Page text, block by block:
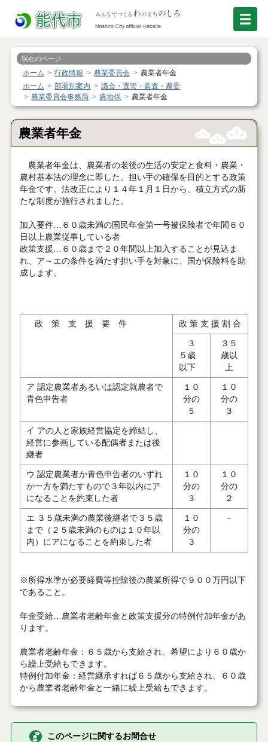
現在のページ
ホーム 行政情報 農業委員会
農業者年金
ホーム
部署別案内
議会・選管・監査・農委
農業委員会事務局
農地係 農業者年金
農業者年金
農業者年金は、農業者の老後の生活の安定と食料・農業・
農村基本法の理念に即した、担い手の確保を目的とする政策
年金です。法改正により１４年１月１日から、積立方式の新
たな制度が施行されました。
加入要件…６０歳未満の国民年金第一号被保険者で年間６０
日以上農業従事している者
政策支援…６０歳まで２０年間以上加入することが見込ま
れ、ア～エの条件を満たす担い手を対象に、国が保険料を助
成します。
政 策 支 援 要 件 政 策 支 援 割 合
３
５歳
以下
３５
歳以
上
ア 認定農業者あるいは認定就農者で
青色申告者
１０
分の
５
１０
分の
３
イ アの人と家族経営協定を締結し、
経営に参画している配偶者または後
継者
ウ 認定農業者か青色申告者のいずれ
か一方を満たすもので３年以内にア
になることを約束した者
１０
分の
３
１０
分の
２
エ ３５歳未満の農業後継者で３５歳
まで（２５歳未満のものは１０年以
内）にアになることを約束した者
１０
分の
３
－
※所得水準が必要経費等控除後の農業所得で９００万円以下
であること。
年金受給…農業者老齢年金と政策支援分の特例付加年金があ
ります。
農業者老齢年金：６５歳から支給され、希望により６０歳か
ら繰上受給もできます。
特例付加年金：経営継承すれば６５歳から支給され、６０歳
から農業者老齢年金と一緒に繰上受給もできます。
このページに関するお問合せ